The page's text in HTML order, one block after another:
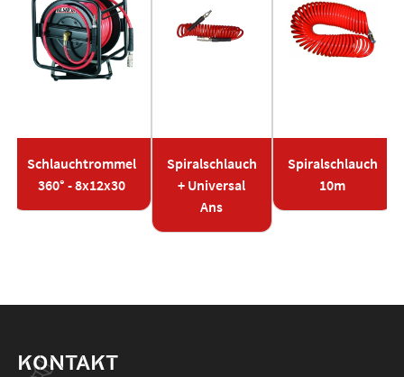
Schlauchtrommel
360° - 8x12x30
Spiralschlauch
+ Universal
Ans
Spiralschlauch
10m
KONTAKT